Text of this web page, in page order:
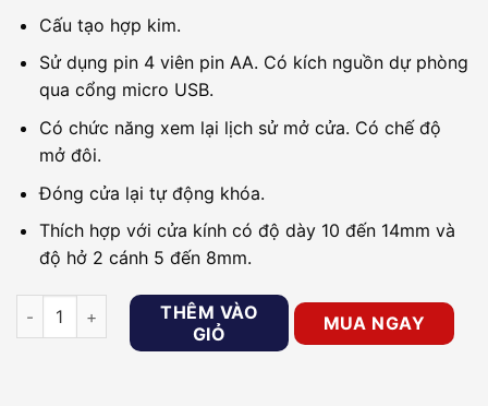
Cấu tạo hợp kim.
Sử dụng pin 4 viên pin AA. Có kích nguồn dự phòng
qua cổng micro USB.
Có chức năng xem lại lịch sử mở cửa. Có chế độ
mở đôi.
Đóng cửa lại tự động khóa.
Thích hợp với cửa kính có độ dày 10 đến 14mm và
độ hở 2 cánh 5 đến 8mm.
Khóa cửa vân tay cho cửa kính PHGLOCK FG3605 (Đen) số
THÊM VÀO
GIỎ
MUA NGAY